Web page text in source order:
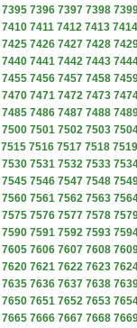
7395 7396 7397 7398
7410 7411 7412 7413 7414
7425 7426 7427 7428
7440 7441 7442 7443
7455 7456 7457 7458
7470 7471 7472 7473
7485 7486 7487 7488
7500 7501 7502 7503
7515 7516 7517 7518 7519
7530 7531 7532 7533
7545 7546 7547 7548
7560 7561 7562 7563
7575 7576 7577 7578
7590 7591 7592 7593
7605 7606 7607 7608
7620 7621 7622 7623
7635 7636 7637 7638
7650 7651 7652 7653
7665 7666 7667 7668